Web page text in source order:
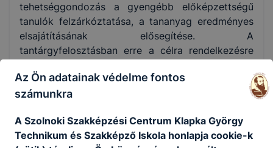
tehetséggondozás a gyengébb előképzettségű
tanulók felzárkóztatása, a tananyag eredményes
elsajátításának elősegítése. A
tantárgyfelosztásban erre a célra rendelkezésre
munkaközösségvezetők és az
igazgatóhelyettesek javaslata alapján.
A tanulók mindennapos testedzésének
biztosítására az iskola a minden napos
testnevelésórákon túl sportköri foglalkozásokat is
Az Ön adatainak védelme fontos
számunkra
A Szolnoki Szakképzési Centrum Klapka György
Technikum és Szakképző Iskola honlapja cookie-k